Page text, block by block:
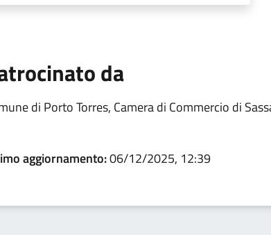
da
di Porto Torres, Camera di Commercio di
aggiornamento:06/12/2025, 12:39